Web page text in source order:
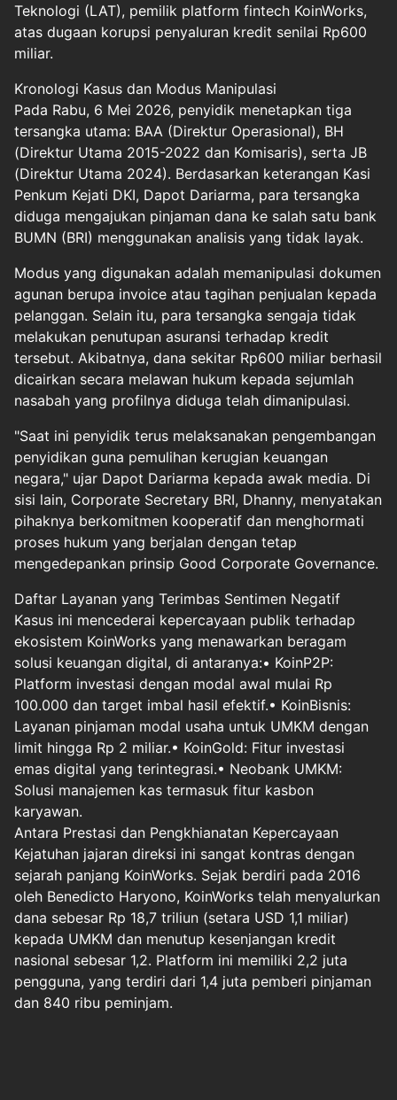
Teknologi (LAT), pemilik platform fintech KoinWorks,
atas dugaan korupsi penyaluran kredit senilai Rp600
miliar.
Kronologi Kasus dan Modus Manipulasi
Pada Rabu, 6 Mei 2026, penyidik menetapkan tiga
tersangka utama: BAA (Direktur Operasional), BH
(Direktur Utama 2015-2022 dan Komisaris), serta JB
(Direktur Utama 2024). Berdasarkan keterangan Kasi
Penkum Kejati DKI, Dapot Dariarma, para tersangka
diduga mengajukan pinjaman dana ke salah satu bank
BUMN (BRI) menggunakan analisis yang tidak layak.
Modus yang digunakan adalah memanipulasi dokumen
agunan berupa invoice atau tagihan penjualan kepada
pelanggan. Selain itu, para tersangka sengaja tidak
melakukan penutupan asuransi terhadap kredit
tersebut. Akibatnya, dana sekitar Rp600 miliar berhasil
dicairkan secara melawan hukum kepada sejumlah
nasabah yang profilnya diduga telah dimanipulasi.
"Saat ini penyidik terus melaksanakan pengembangan
penyidikan guna pemulihan kerugian keuangan
negara," ujar Dapot Dariarma kepada awak media. Di
sisi lain, Corporate Secretary BRI, Dhanny, menyatakan
pihaknya berkomitmen kooperatif dan menghormati
proses hukum yang berjalan dengan tetap
mengedepankan prinsip Good Corporate Governance.
Daftar Layanan yang Terimbas Sentimen Negatif
Kasus ini mencederai kepercayaan publik terhadap
ekosistem KoinWorks yang menawarkan beragam
solusi keuangan digital, di antaranya:•⁠ ⁠KoinP2P:
Platform investasi dengan modal awal mulai Rp
100.000 dan target imbal hasil efektif.•⁠ ⁠KoinBisnis:
Layanan pinjaman modal usaha untuk UMKM dengan
limit hingga Rp 2 miliar.•⁠ ⁠KoinGold: Fitur investasi
emas digital yang terintegrasi.•⁠ ⁠Neobank UMKM:
Solusi manajemen kas termasuk fitur kasbon
karyawan.
Antara Prestasi dan Pengkhianatan Kepercayaan
Kejatuhan jajaran direksi ini sangat kontras dengan
sejarah panjang KoinWorks. Sejak berdiri pada 2016
oleh Benedicto Haryono, KoinWorks telah menyalurkan
dana sebesar Rp 18,7 triliun (setara USD 1,1 miliar)
kepada UMKM dan menutup kesenjangan kredit
nasional sebesar 1,2. Platform ini memiliki 2,2 juta
pengguna, yang terdiri dari 1,4 juta pemberi pinjaman
dan 840 ribu peminjam.